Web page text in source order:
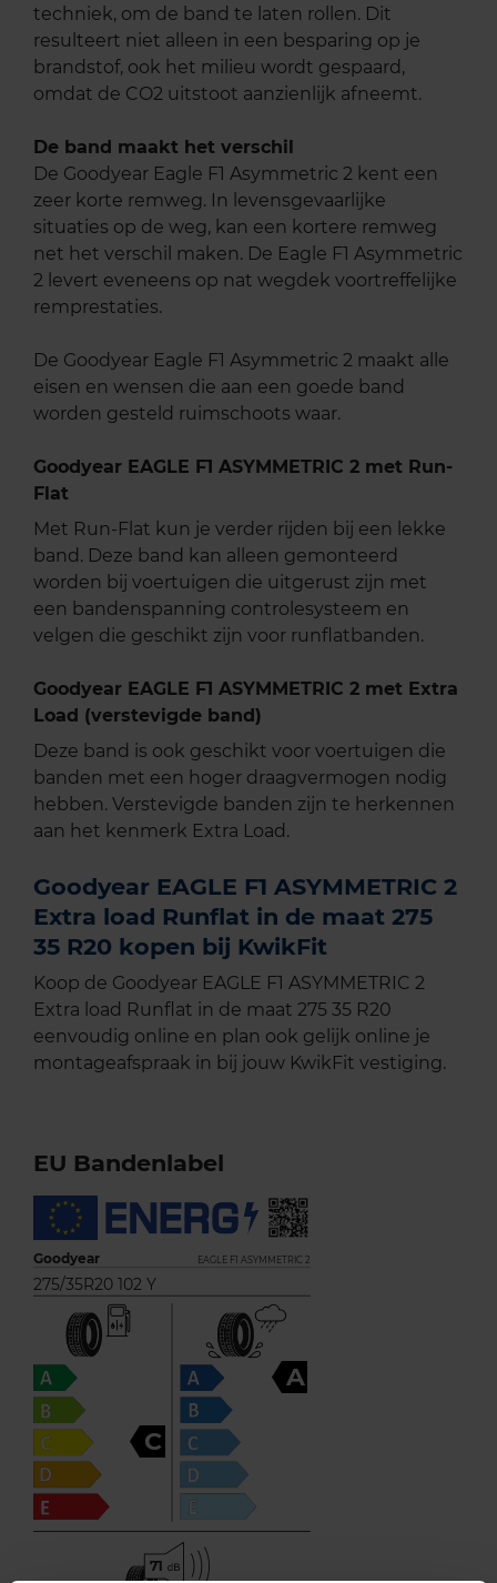
techniek, om de band te laten rollen. Dit
resulteert niet alleen in een besparing op je
brandstof, ook het milieu wordt gespaard,
omdat de CO2 uitstoot aanzienlijk afneemt.
De band maakt het verschil
De Goodyear Eagle F1 Asymmetric 2 kent een
zeer korte remweg. In levensgevaarlijke
situaties op de weg, kan een kortere remweg
net het verschil maken. De Eagle F1 Asymmetric
2 levert eveneens op nat wegdek voortreffelijke
remprestaties.
De Goodyear Eagle F1 Asymmetric 2 maakt alle
eisen en wensen die aan een goede band
worden gesteld ruimschoots waar.
Goodyear EAGLE F1 ASYMMETRIC 2 met Run-
Flat
Met Run-Flat kun je verder rijden bij een lekke
band. Deze band kan alleen gemonteerd
worden bij voertuigen die uitgerust zijn met
een bandenspanning controlesysteem en
velgen die geschikt zijn voor runflatbanden.
Goodyear EAGLE F1 ASYMMETRIC 2 met Extra
Load (verstevigde band)
Deze band is ook geschikt voor voertuigen die
banden met een hoger draagvermogen nodig
hebben. Verstevigde banden zijn te herkennen
aan het kenmerk Extra Load.
Goodyear EAGLE F1 ASYMMETRIC 2
Extra load Runflat in de maat 275
35 R20 kopen bij KwikFit
Koop de Goodyear EAGLE F1 ASYMMETRIC 2
Extra load Runflat in de maat 275 35 R20
eenvoudig online en plan ook gelijk online je
montageafspraak in bij jouw KwikFit vestiging.
EU Bandenlabel
Goodyear EAGLE F1 ASYMMETRIC 2
275/35R20 102 Y
C
A
71